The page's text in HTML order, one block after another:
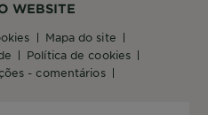
WEBSITE
mapa do site
política de cookies
- comentários